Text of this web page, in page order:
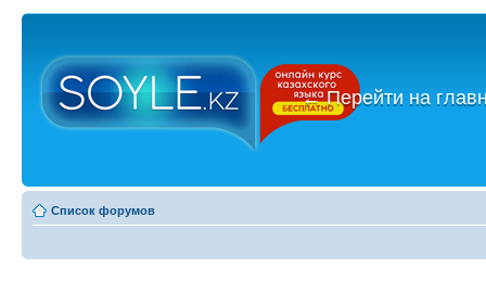
←Перейти на
Список форумов